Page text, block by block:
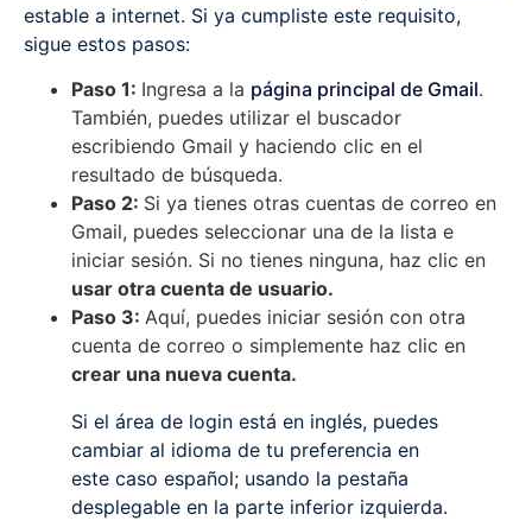
estable a internet. Si ya cumpliste este requisito,
sigue estos pasos:
Paso 1: Ingresa a la página principal de Gmail.
También, puedes utilizar el buscador
escribiendo Gmail y haciendo clic en el
resultado de búsqueda.
Paso 2: Si ya tienes otras cuentas de correo en
Gmail, puedes seleccionar una de la lista e
iniciar sesión. Si no tienes ninguna, haz clic en
usar otra cuenta de usuario.
Paso 3: Aquí, puedes iniciar sesión con otra
cuenta de correo o simplemente haz clic en
crear una nueva cuenta.
Si el área de login está en inglés, puedes
cambiar al idioma de tu preferencia en
este caso español; usando la pestaña
desplegable en la parte inferior izquierda.